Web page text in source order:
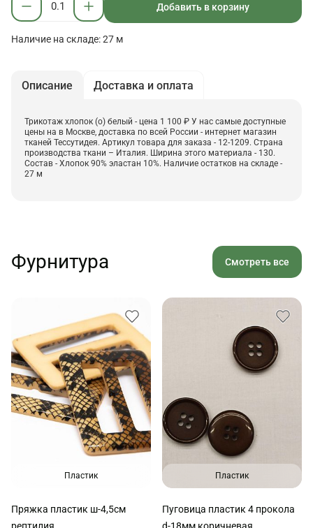
Добавить в корзину
Наличие на складе: 27 м
Описание Доставка и оплата
Трикотаж хлопок (о) белый - цена 1 100 ₽ У нас самые доступные
цены на в Москве, доставка по всей России - интернет магазин
тканей Тессутидея. Артикул товара для заказа - 12-1209. Страна
производства ткани – Италия. Ширина этого материала - 130.
Состав - Хлопок 90% эластан 10%. Наличие остатков на складе -
27 м
Фурнитура Смотреть все
Пластик
Пряжка пластик ш-4,5см
Пластик
Пуговица пластик 4 прокола